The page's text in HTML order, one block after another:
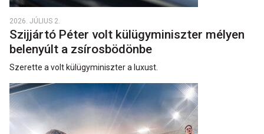
2026. JÚLIUS 2.
Szijjártó Péter volt külügyminiszter mélyen
belenyúlt a zsírosbödönbe
Szerette a volt külügyminiszter a luxust.